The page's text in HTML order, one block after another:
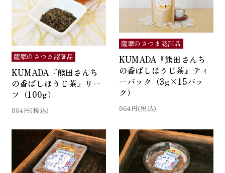
薩摩のさつま認証品
KUMADA『熊田さんち
の香ばしほうじ茶』リー
フ（100g）
864円(税込)
薩摩のさつま認証品
KUMADA『熊田さんち
の香ばしほうじ茶』ティ
ーバック（3g×15パッ
ク）
864円(税込)